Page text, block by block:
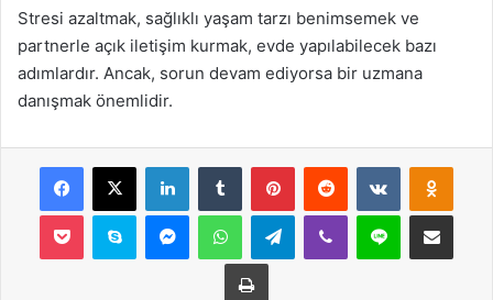
Stresi azaltmak, sağlıklı yaşam tarzı benimsemek ve
partnerle açık iletişim kurmak, evde yapılabilecek bazı
adımlardır. Ancak, sorun devam ediyorsa bir uzmana
danışmak önemlidir.
Facebook
X LinkedInTumblr PinterestReddit VKontakte
Pocket Skype MessengerWhatsAppTelegramViber Line E-Posta ile
Yazdır